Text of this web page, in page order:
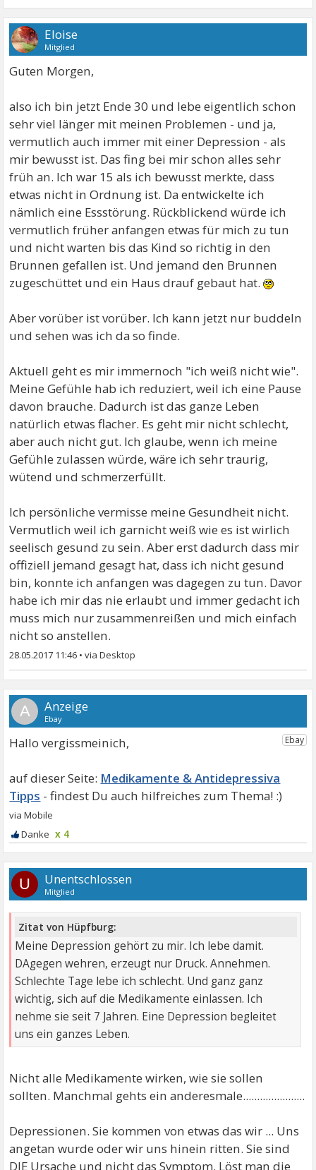
Eloise
Mitglied
Guten Morgen,
also ich bin jetzt Ende 30 und lebe eigentlich schon
sehr viel länger mit meinen Problemen - und ja,
vermutlich auch immer mit einer Depression - als
mir bewusst ist. Das fing bei mir schon alles sehr
früh an. Ich war 15 als ich bewusst merkte, dass
etwas nicht in Ordnung ist. Da entwickelte ich
nämlich eine Essstörung. Rückblickend würde ich
vermutlich früher anfangen etwas für mich zu tun
und nicht warten bis das Kind so richtig in den
Brunnen gefallen ist. Und jemand den Brunnen
zugeschüttet und ein Haus drauf gebaut hat.
Aber vorüber ist vorüber. Ich kann jetzt nur buddeln
und sehen was ich da so finde.
Aktuell geht es mir immernoch "ich weiß nicht wie".
Meine Gefühle hab ich reduziert, weil ich eine Pause
davon brauche. Dadurch ist das ganze Leben
natürlich etwas flacher. Es geht mir nicht schlecht,
aber auch nicht gut. Ich glaube, wenn ich meine
Gefühle zulassen würde, wäre ich sehr traurig,
wütend und schmerzerfüllt.
Ich persönliche vermisse meine Gesundheit nicht.
Vermutlich weil ich garnicht weiß wie es ist wirlich
seelisch gesund zu sein. Aber erst dadurch dass mir
offiziell jemand gesagt hat, dass ich nicht gesund
bin, konnte ich anfangen was dagegen zu tun. Davor
habe ich mir das nie erlaubt und immer gedacht ich
muss mich nur zusammenreißen und mich einfach
nicht so anstellen.
28.05.2017 11:46 •
A
Hallo vergissmeinich,
Medikamente & Antidepressiva
Tipps
x 4
U Unentschlossen
Mitglied
Zitat von Hüpfburg:
Meine Depression gehört zu mir. Ich lebe damit.
DAgegen wehren, erzeugt nur Druck. Annehmen.
Schlechte Tage lebe ich schlecht. Und ganz ganz
wichtig, sich auf die Medikamente einlassen. Ich
nehme sie seit 7 Jahren. Eine Depression begleitet
uns ein ganzes Leben.
Nicht alle Medikamente wirken, wie sie sollen
sollten. Manchmal gehts ein anderesmale......................
Depressionen. Sie kommen von etwas das wir ... Uns
angetan wurde oder wir uns hinein ritten. Sie sind
DIE Ursache und nicht das Symptom. Löst man die